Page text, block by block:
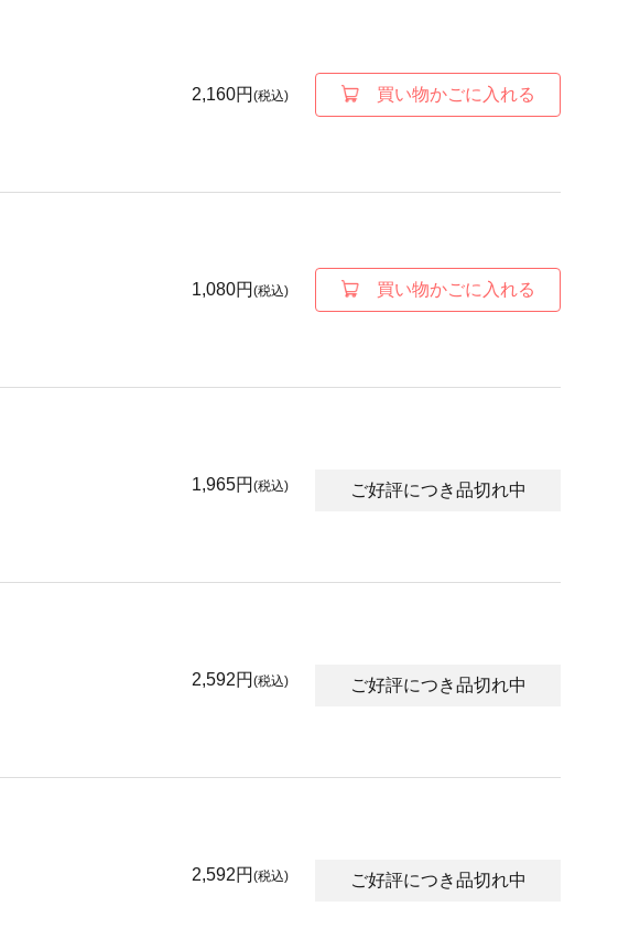
2,160円 (税込) 買い物かごに入れる
1,080円 (税込) 買い物かごに入れる
1,965円 (税込) ご好評につき品切れ中
2,592円 (税込) ご好評につき品切れ中
2,592円 (税込) ご好評につき品切れ中